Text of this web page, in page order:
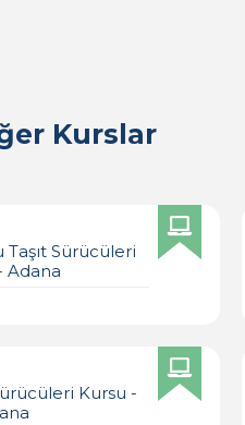
Kurslar
Sürücüleri
Adana
Kursu -